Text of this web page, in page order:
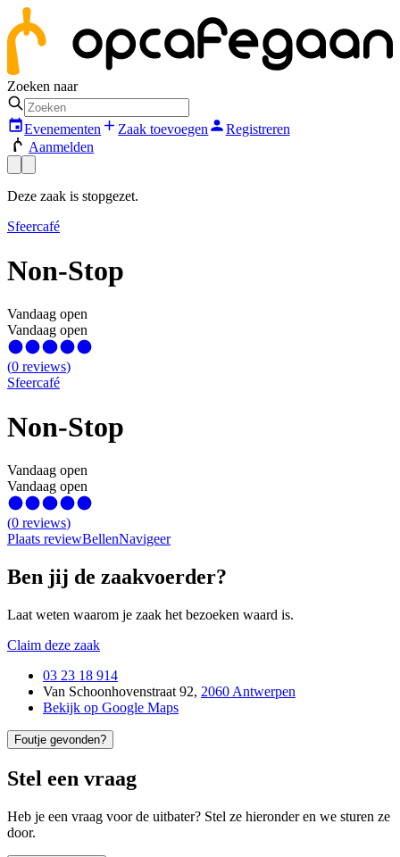
Zoeken naar
Evenementen Zaak toevoegen
Registreren
Aanmelden
Deze zaak is stopgezet.
Sfeercafé
Non-Stop
Vandaag open
Vandaag open
(0 reviews)
Sfeercafé
Non-Stop
Vandaag open
Vandaag open
(0 reviews)
Plaats reviewBellenNavigeer
Ben jij de zaakvoerder?
Laat weten waarom je zaak het bezoeken waard is.
Claim deze zaak
03 23 18 914
Van Schoonhovenstraat 92, 2060 Antwerpen
Bekijk op Google Maps
Foutje gevonden?
Stel een vraag
Heb je een vraag voor de uitbater? Stel ze hieronder en we sturen ze
door.